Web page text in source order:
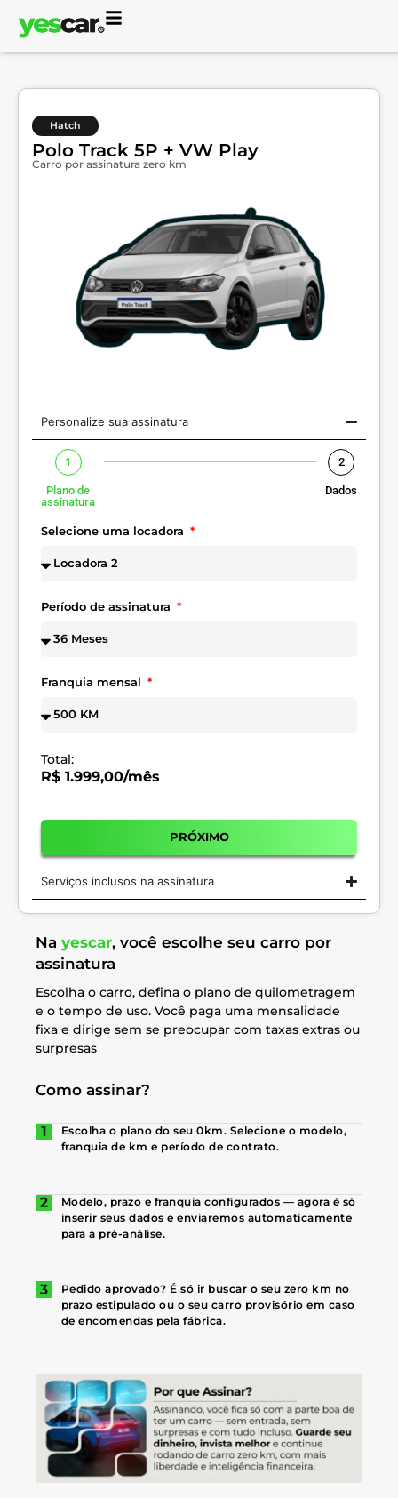
Hatch
Polo Track 5P + VW Play
Carro por assinatura zero km
Personalize sua assinatura
1
Plano de
assinatura
2
Dados
Selecione uma locadora
Período de assinatura
Franquia mensal
Total:
R$ 1.999,00/mês
PRÓXIMO
Serviços inclusos na assinatura
Na yescar, você escolhe seu carro por
assinatura
Escolha o carro, defina o plano de quilometragem
e o tempo de uso. Você paga uma mensalidade
fixa e dirige sem se preocupar com taxas extras ou
surpresas
Como assinar?
Escolha o plano do seu 0km. Selecione o modelo,
franquia de km e período de contrato.
Modelo, prazo e franquia configurados — agora é só
inserir seus dados e enviaremos automaticamente
para a pré-análise.
Pedido aprovado? É só ir buscar o seu zero km no
prazo estipulado ou o seu carro provisório em caso
de encomendas pela fábrica.